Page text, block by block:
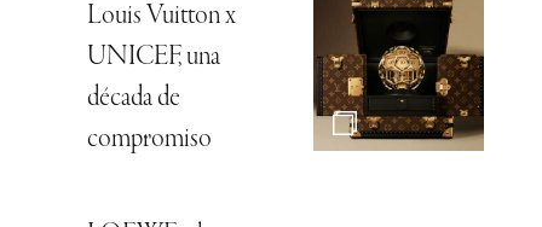
Louis Vuitton x
UNICEF, una
década de
compromiso